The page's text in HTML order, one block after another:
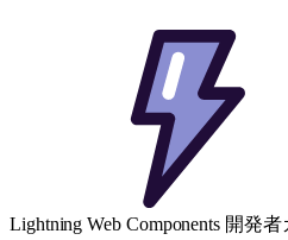
Lightning Web Components 開発